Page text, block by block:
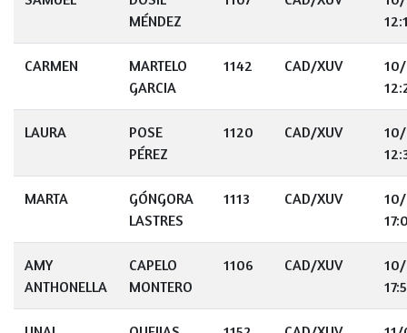
MÉNDEZ
CARMEN
MARTELO
GARCIA
1142 CAD/XUV
LAURA
POSE
PÉREZ
1120 CAD/XUV
MARTA
GÓNGORA
LASTRES
1113 CAD/XUV
AMY
ANTHONELLA
CAPELO
MONTERO
1106 CAD/XUV